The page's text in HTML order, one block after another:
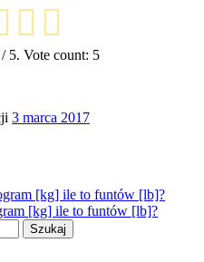
5. Vote count: 5
3 marca 2017
[kg] ile to funtów [lb]?
[kg] ile to funtów [lb]?
Szukaj